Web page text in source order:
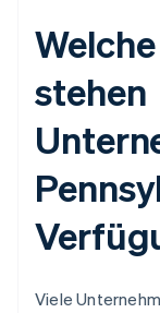
stehen
Viele